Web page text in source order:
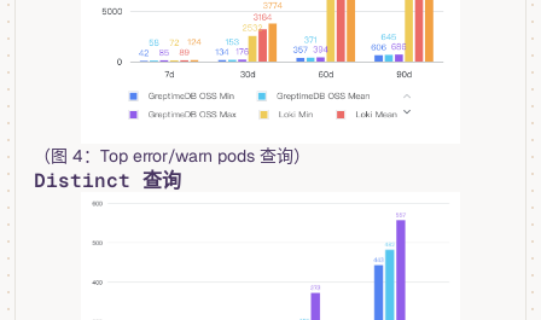
（图 4：Top error/warn pods 查询）
Distinct 查询